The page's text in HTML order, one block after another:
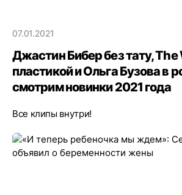
07.01.2021
Джастин Бибер без тату, The
пластикой и Ольга Бузова в
смотрим новинки 2021 года
Все клипы внутри!